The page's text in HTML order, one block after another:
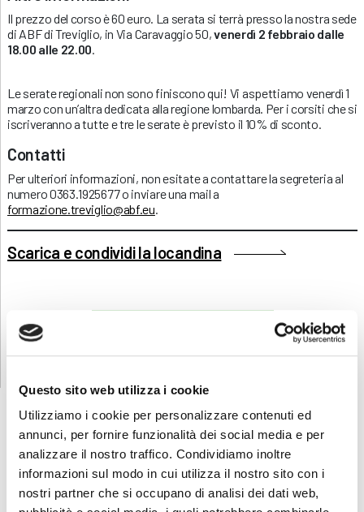
Questo sito web utilizza i cookie
Utilizziamo i cookie per personalizzare contenuti ed
annunci, per fornire funzionalità dei social media e per
analizzare il nostro traffico. Condividiamo inoltre
informazioni sul modo in cui utilizza il nostro sito con i
nostri partner che si occupano di analisi dei dati web,
Il prezzo del corso è 60 euro. La serata si terrà presso la nostra sede
di ABF di Treviglio, in Via Caravaggio 50,venerdì 2 febbraio dalle
18.00 alle 22.00
Le serate regionali non sono finiscono qui! Vi aspettiamo venerdì 1
marzo con un’altra dedicata alla regione lombarda. Per i corsiti che si
iscriveranno a tutte e tre le serate è previsto il 10% di sconto.
Contatti
Per ulteriori informazioni, non esitate a contattare la segreteria al
numero 0363.1925677 o inviare una mail a
formazione.treviglio@abf.eu
Scarica e condividi la locandina
FORMAZIONEE CORSI